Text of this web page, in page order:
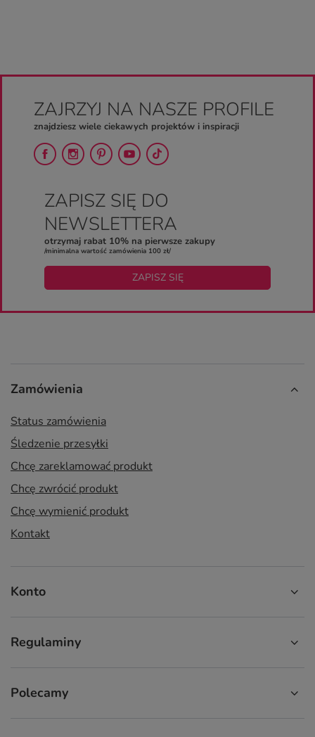
ZAJRZYJ NA NASZE PROFILE
znajdziesz wiele ciekawych projektów i inspiracji
ZAPISZ SIĘ DO
NEWSLETTERA
otrzymaj rabat 10% na pierwsze zakupy
/minimalna wartość zamówienia 100 zł/
ZAPISZ SIĘ
Zamówienia
Status zamówienia
Śledzenie przesyłki
Chcę zareklamować produkt
Chcę zwrócić produkt
Chcę wymienić produkt
Kontakt
Konto
Regulaminy
Polecamy